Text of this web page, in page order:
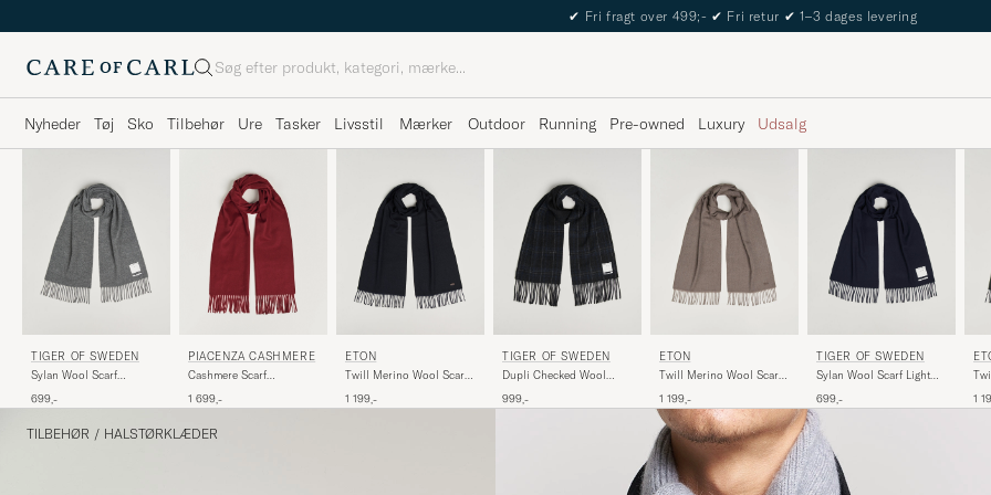
✔ Fri fragt over 499;- ✔ Fri retur ✔ 1–3 dages levering
Søg
Nyheder Tøj Sko Tilbehør Ure Tasker Livsstil Mærker Outdoor Running Pre-owned Luxury Udsalg
TIGER OF SWEDEN
Sylan Wool Scarf
699,-
PIACENZA CASHMERE
Cashmere Scarf
1 699,-
ETON
Twill Merino Wool Scarf
1 199,-
TIGER OF SWEDEN
Dupli Checked Wool
999,-
ETON
Twill Merino Wool Scarf
1 199,-
TIGER OF SWEDEN
Sylan Wool Scarf Light
699,- 1
TILBEHØR / HALSTØRKLÆDER